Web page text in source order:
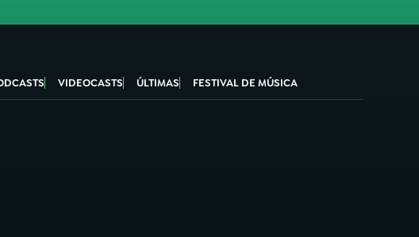
VIDEOCASTS ÚLTIMAS FESTIVAL DE MÚSICA